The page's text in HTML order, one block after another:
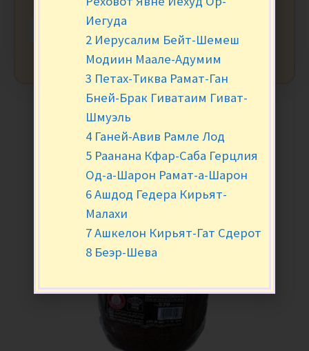
+
Иегуда
2 Иерусалим Бейт-Шемеш
Модиин Маале-Адумим
3 Петах-Тиква Рамат-Ган
Бней-Брак Гиватаим Гиват-
Шмуэль
4 Ганей-Авив Рамле Лод
5 Раанана Кфар-Саба Герцлия
Од-а-Шарон Рамат-а-Шарон
6 Ашдод Гедера Кирьят-
Малахи
7 Ашкелон Кирьят-Гат Сдерот
8 Беэр-Шева